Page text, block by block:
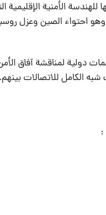
الأمنية الإقليمية
احتواء الصين وعزل
يومي 28 و29 تشرين الأول الجاري بمشاركة أكثر من 40 دولة
شبه الكامل للاتصالات بينهم.
: